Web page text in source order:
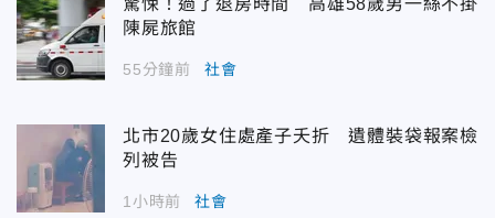
驚悚！過了退房時間 高雄58歲男一絲不掛
陳屍旅館
55分鐘前 社會
北市20歲女住處產子夭折 遺體裝袋報案檢
列被告
1小時前 社會